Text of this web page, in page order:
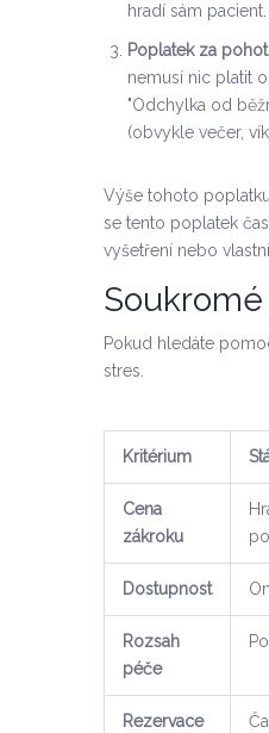
hradí sám pacient.
Poplatek za
nemusí nic platit
"Odchylka od
(obvykle večer,
Výše tohoto
se tento poplatek
vyšetření nebo
Soukromé
Pokud hledáte
stres.
Kritérium
Cena
zákroku
Dostupnost
Rozsah
péče
Rezervace